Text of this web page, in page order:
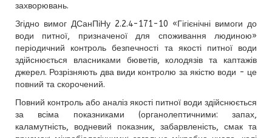
захворювань.
Згідно вимог ДСанПіНу 2.2.4-171-10 «Гігієнічні вимоги до
води питної, призначеної для споживання людиною»
періодичний контроль безпечності та якості питної води
здійснюється власниками бюветів, колодязів та каптажів
джерел. Розрізняють два види контролю за якістю води - це
повний та скорочений.
Повний контроль або аналіз якості питної води здійснюється
за всіма показниками (органолептичними: запах,
каламутність, водневий показник, забарвленість, смак та